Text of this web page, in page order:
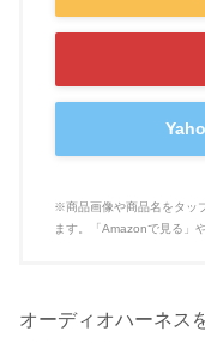
オーディオハーネス